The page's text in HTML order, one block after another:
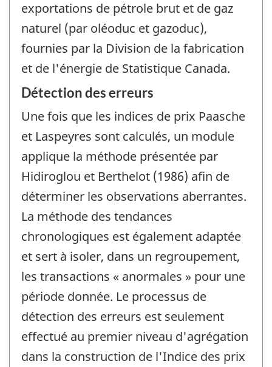
exportations de pétrole brut et de gaz
naturel (par oléoduc et gazoduc),
fournies par la Division de la fabrication
et de l'énergie de Statistique Canada.
Détection des erreurs
Une fois que les indices de prix Paasche
et Laspeyres sont calculés, un module
applique la méthode présentée par
Hidiroglou et Berthelot (1986) afin de
déterminer les observations aberrantes.
La méthode des tendances
chronologiques est également adaptée
et sert à isoler, dans un regroupement,
les transactions « anormales » pour une
période donnée. Le processus de
détection des erreurs est seulement
effectué au premier niveau d'agrégation
dans la construction de l'Indice des prix